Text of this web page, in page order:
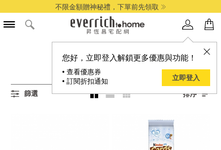
不限金額贈神秘禮，下單前先領取
您好，立即登入解鎖更多優惠與功能！
• 查看優惠券
• 訂閱折扣通知
立即登入
所有萬聖派對零食商品
57
篩選 排序